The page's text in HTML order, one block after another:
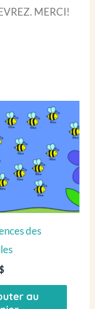
MERCI!
des
$
au